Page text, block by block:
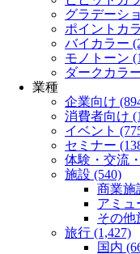
グラデーシ
ポイントカ
バイカラー
モノトーン
ダークカラ
業種
企業向け
消費者向け
イベント
セミナー
体験・交流
施設 (540)
商業施
アミュ
その他
旅行 (1,427)
国内